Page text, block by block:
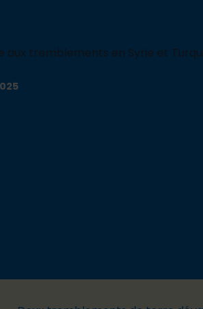
aux tremblements en Syrie et